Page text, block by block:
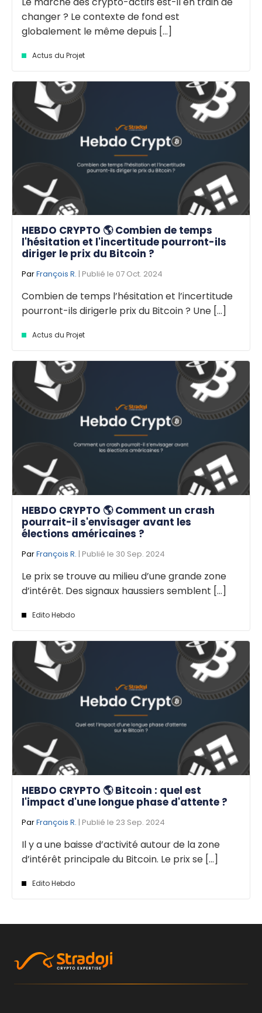
changer ? Le contexte de fond est
globalement le même depuis [...]
Actus du Projet
HEBDO CRYPTO 🌎 Combien de temps
l'hésitation et l'incertitude pourront-ils
diriger le prix du Bitcoin ?
ParFrançois R. | Publié le 07 Oct. 2024
Combien de temps l’hésitation et l’incertitude
pourront-ils dirigerle prix du Bitcoin ? Une [...]
Actus du Projet
HEBDO CRYPTO 🌎 Comment un crash
pourrait-il s'envisager avant les
élections américaines ?
ParFrançois R. | Publié le 30 Sep. 2024
Le prix se trouve au milieu d’une grande zone
d’intérêt. Des signaux haussiers semblent [...]
Edito Hebdo
HEBDO CRYPTO 🌎 Bitcoin : quel est
l'impact d'une longue phase d'attente ?
ParFrançois R. | Publié le 23 Sep. 2024
Il y a une baisse d’activité autour de la zone
d’intérêt principale du Bitcoin. Le prix se [...]
Edito Hebdo